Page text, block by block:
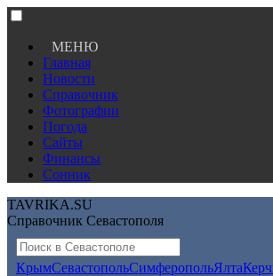
МЕНЮ
Главная
Новости
Справочник
Фотографии
Погода
Сайты
Финансы
Сонник
TAVRIKA.SU
Справочник Севастополя
КрымСевастопольСимферопольЯлта